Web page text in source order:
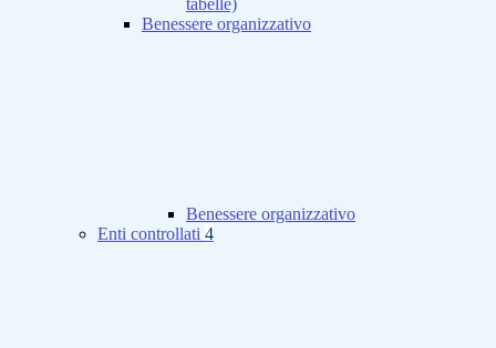
tabelle)
Benessere organizzativo
Benessere organizzativo
Enti controllati 4